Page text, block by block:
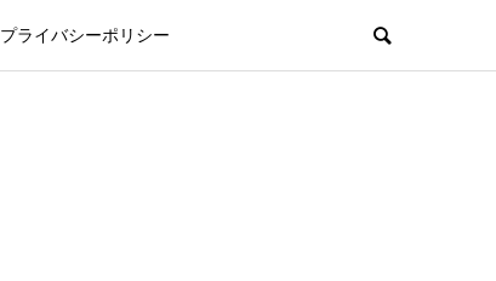
プライバシーポリシー